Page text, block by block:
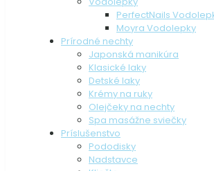
PerfectNails
Moyra Vodolepky
Prírodné nechty
Japonská manikúra
Klasické laky
Detské laky
Krémy na ruky
Olejčeky na nechty
Spa masážne sviečky
Príslušenstvo
Pododisky
Nadstavce